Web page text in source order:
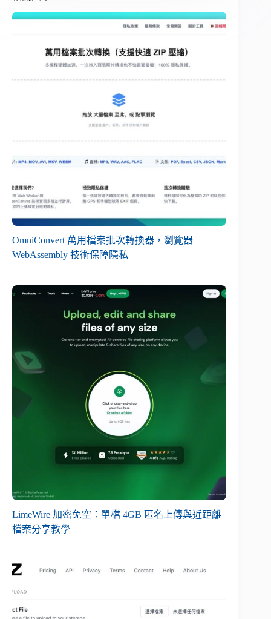
OmniConvert 萬用檔案批次轉換器，瀏覽器
WebAssembly 技術保障隱私
LimeWire 加密免空：單檔 4GB 匿名上傳與近距離
檔案分享教學